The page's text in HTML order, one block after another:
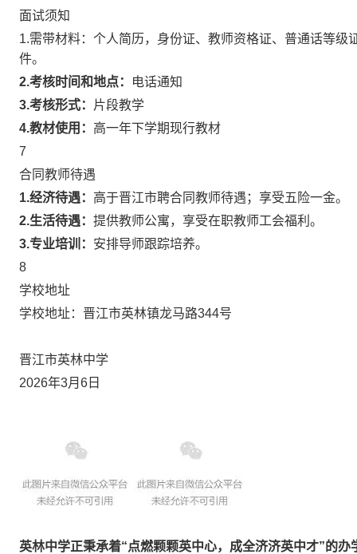
面试须知
1.需带材料： 个人简历，身份证、教师资格证、普通话等级
件。
2.考核时间和地点：
电话通知
3.考核形式：
片段教学
4.教材使用： 高一年下学期现行教材
7
合同教师待遇
1.经济待遇： 高于晋江市聘合同教师待遇；享受五险一金。
2.生活待遇： 提供教师公寓，享受在职教师工会福利。
3.专业培训： 安排导师跟踪培养。
8
学校地址
学校地址： 晋江市英林镇龙马路344号
晋江市英林中学
2026年3月6日
英林中学正秉承着“点燃颗颗英中心，成全济济英中才”的